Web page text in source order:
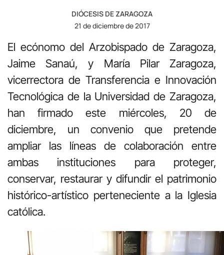
DIÓCESIS DE ZARAGOZA
21 de diciembre de 2017
El ecónomo del Arzobispado de Zaragoza,
Jaime Sanaú, y María Pilar Zaragoza,
vicerrectora de Transferencia e Innovación
Tecnológica de la Universidad de Zaragoza,
han firmado este miércoles, 20 de
diciembre, un convenio que pretende
ampliar las líneas de colaboración entre
ambas instituciones para proteger,
conservar, restaurar y difundir el patrimonio
histórico-artístico perteneciente a la Iglesia
católica.